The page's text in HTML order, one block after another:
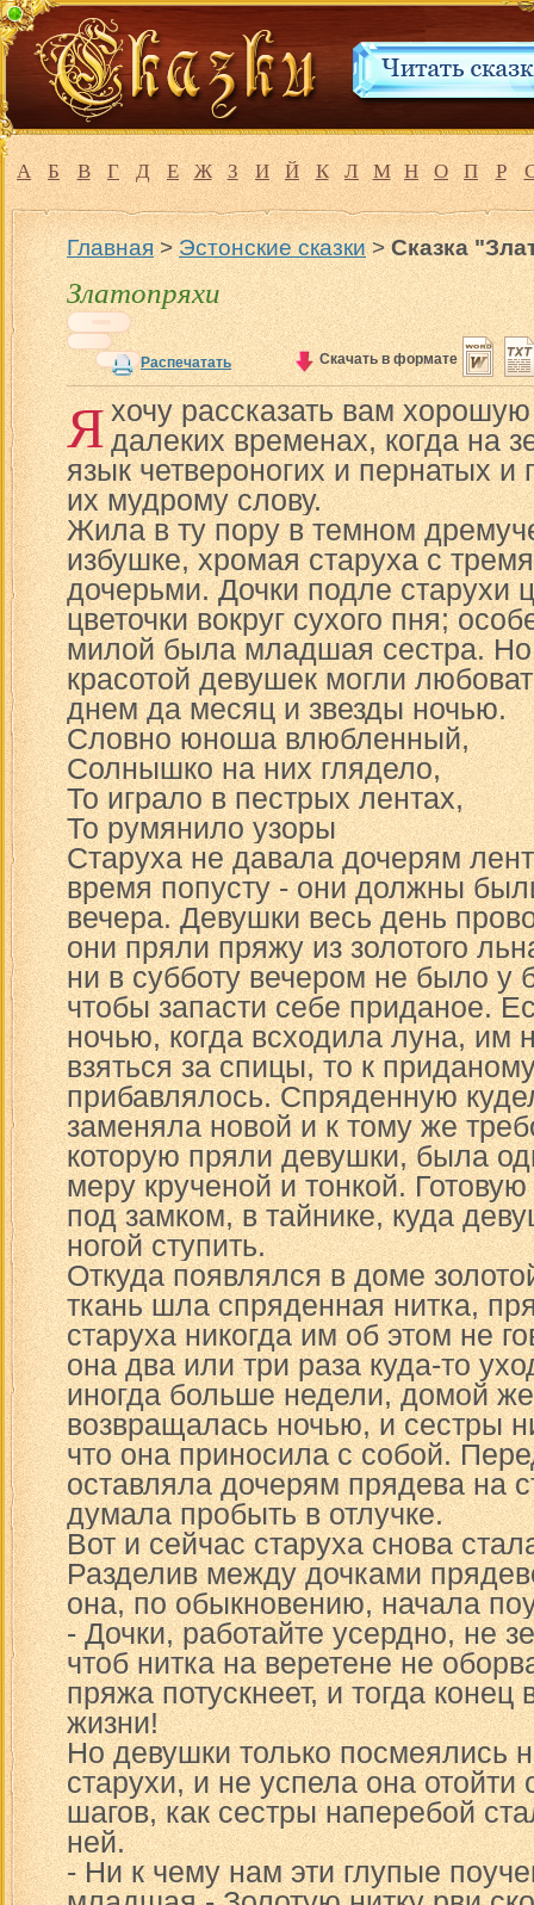
А Б В Г Д Е Ж З И Й К Л М Н О П Р
Главная>Эстонские сказки>Сказка
Златопряхи
Распечатать Скачать в формате
Яхочу рассказать вам хорошую
далеких временах, когда на
язык четвероногих и пернатых
их мудрому слову.
Жила в ту пору в темном
избушке, хромая старуха с
дочерьми. Дочки подле старухи
цветочки вокруг сухого пня;
милой была младшая сестра.
красотой девушек могли
днем да месяц и звезды ночью.
Словно юноша влюбленный,
Солнышко на них глядело,
То играло в пестрых лентах,
То румянило узоры
Старуха не давала дочерям
время попусту - они должны
вечера. Девушки весь день
они пряли пряжу из золотого
ни в субботу вечером не было у
чтобы запасти себе приданое.
ночью, когда всходила луна, им
взяться за спицы, то к
прибавлялось. Спряденную
заменяла новой и к тому же
которую пряли девушки, была
меру крученой и тонкой.
под замком, в тайнике, куда
ногой ступить.
Откуда появлялся в доме
ткань шла спряденная нитка,
старуха никогда им об этом не
она два или три раза куда-то
иногда больше недели, домой
возвращалась ночью, и сестры
что она приносила с собой.
оставляла дочерям прядева на
думала пробыть в отлучке.
Вот и сейчас старуха снова
Разделив между дочками
она, по обыкновению, начала
- Дочки, работайте усердно, не
чтоб нитка на веретене не
пряжа потускнеет, и тогда
жизни!
Но девушки только посмеялись
старухи, и не успела она отойти
шагов, как сестры наперебой
ней.
- Ни к чему нам эти глупые